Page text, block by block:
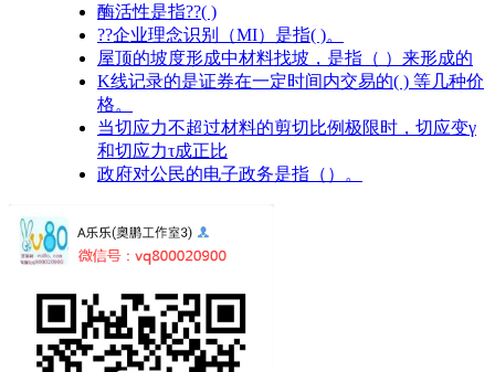
酶活性是指??( )
??企业理念识别（MI）是指( )。
屋顶的坡度形成中材料找坡，是指（ ）来形成的
K线记录的是证券在一定时间内交易的( ) 等几种价
格。
当切应力不超过材料的剪切比例极限时，切应变γ
和切应力τ成正比
政府对公民的电子政务是指（）。